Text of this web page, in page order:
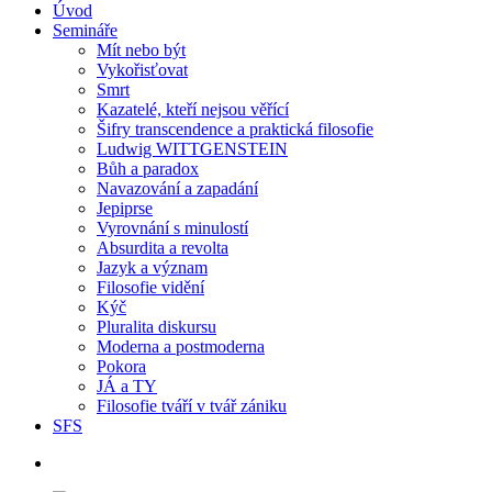
Úvod
Semináře
Mít nebo být
Vykořisťovat
Smrt
Kazatelé, kteří nejsou věřící
Šifry transcendence a praktická filosofie
Ludwig WITTGENSTEIN
Bůh a paradox
Navazování a zapadání
Jepiprse
Vyrovnání s minulostí
Absurdita a revolta
Jazyk a význam
Filosofie vidění
Kýč
Pluralita diskursu
Moderna a postmoderna
Pokora
JÁ a TY
Filosofie tváří v tvář zániku
SFS